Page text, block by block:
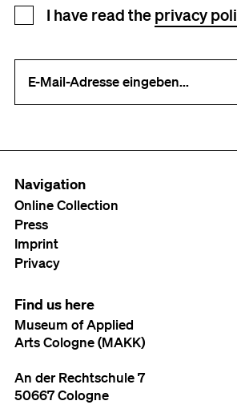
Newsletter registration
I have read the privacy
Navigation
Online Collection
Press
Imprint
Privacy
Find us here
Museum of Applied
Arts Cologne (MAKK)
An der Rechtschule 7
50667 Cologne